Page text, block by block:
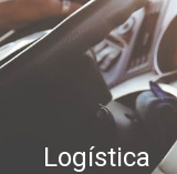
Logística